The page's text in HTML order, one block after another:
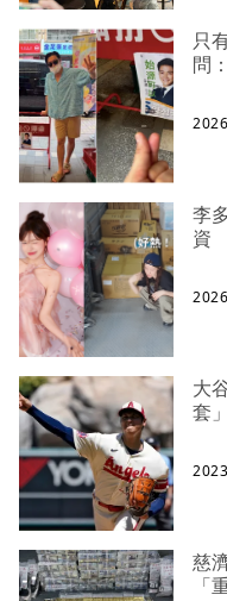
只
問
李
資
大
套
慈
「